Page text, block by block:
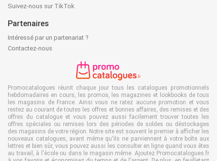
Suivez-nous sur TikTok
Partenaires
Intéressé par un partenariat ?
Contactez-nous
Promocatalogues réunit chaque jour tous les catalogues promotionnels
hebdomadaires en cours, les promos, les magazines et lookbooks de tous
les magasins de France. Ainsi vous ne ratez aucune promotion et vous
restez au courant de toutes les offres et bonnes affaires, des remises et des
offres du catalogue et vous pouvez aussi facilement trouver toutes les
offres spéciales ou remises lors des périodes de soldes ou déstockages
des magasins de votre région. Notre site est souvent le premier à afficher les
nouveaux catalogues, avant même qu'ils ne parviennent à votre boîte aux
lettres et bien sûr, vous pouvez aussi les consulter en ligne quand vous êtes
au travail, à l'école ou dans le magasin même. Ajoutez Promocatalogues.fr